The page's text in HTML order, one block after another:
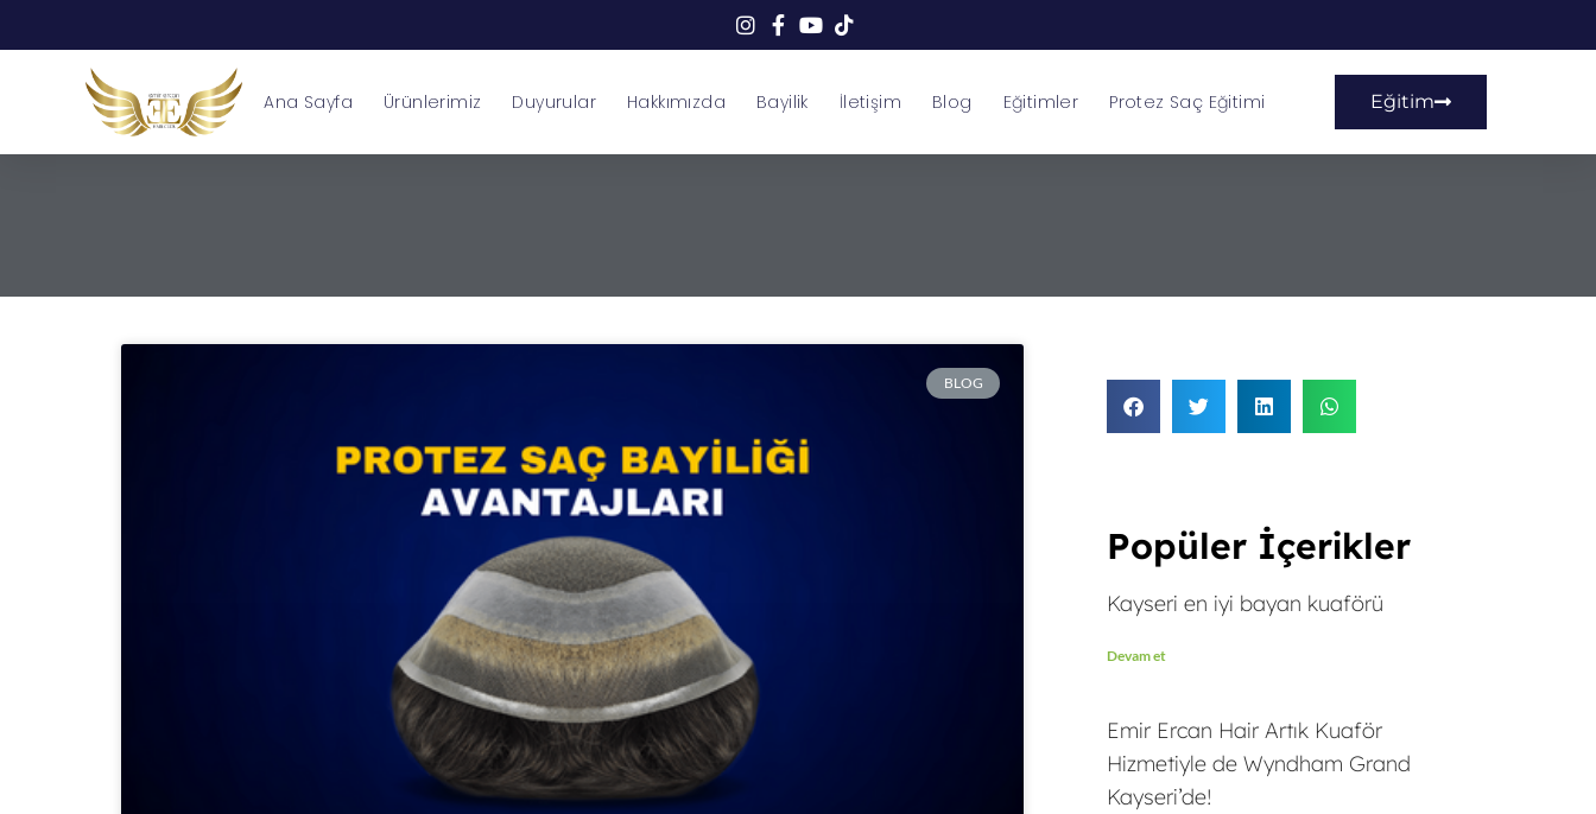
Ana Sayfa Ürünlerimiz Duyurular Hakkımızda Bayilik İletişim Blog Eğitimler Protez Saç Eğitimi Eğitim
BLOG
Popüler İçerikler
Kayseri en iyi bayan kuaförü
Devam et
Emir Ercan Hair Artık Kuaför
Hizmetiyle de Wyndham Grand
Kayseri’de!